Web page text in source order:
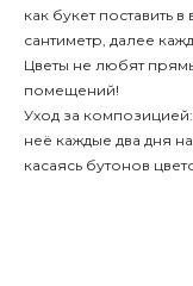
как букет поставить
сантиметр, далее
Цветы не любят
помещений!
Уход за
неё каждые два дня
касаясь бутонов